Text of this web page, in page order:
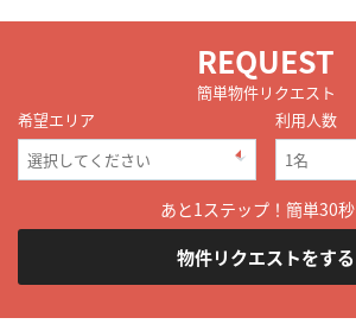
REQUEST
簡単物件リクエスト
希望エリア
利用人数
あと1ステップ！簡単30秒
物件リクエストをする